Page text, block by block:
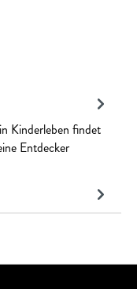
Kinderleben findet
Entdecker